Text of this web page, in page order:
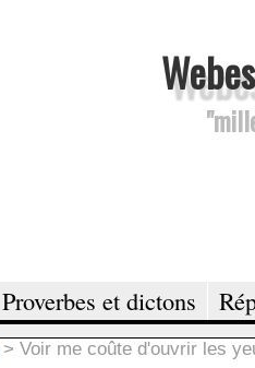
Proverbes et dictons
> Voir me coûte d'ouvrir les